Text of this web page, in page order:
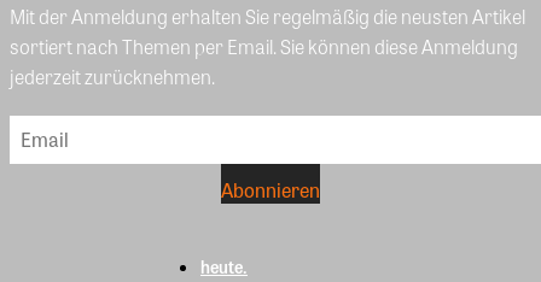
Mit der Anmeldung erhalten Sie regelmäßig die neusten Artikel
sortiert nach Themen per Email. Sie können diese Anmeldung
jederzeit zurücknehmen.
heute.